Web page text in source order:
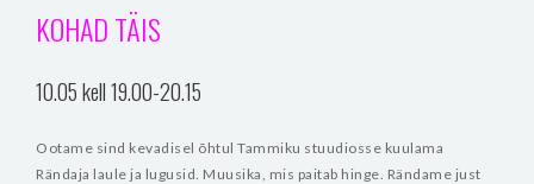
KOHAD TÄIS
10.05 kell 19.00-20.15
Ootame sind kevadisel õhtul Tammiku stuudiosse kuulama
Rändaja laule ja lugusid. Muusika, mis paitab hinge. Rändame just